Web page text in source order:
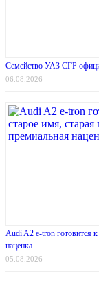
Семейство УАЗ СГР
06.08.2026
Audi A2 e-tron готовится
наценка
05.08.2026